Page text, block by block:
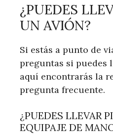
¿PUEDES
UN AVIÓN?
Si estás a punto de
preguntas si puedes
aquí encontrarás la
pregunta frecuente.
¿PUEDES LLEVAR
EQUIPAJE DE